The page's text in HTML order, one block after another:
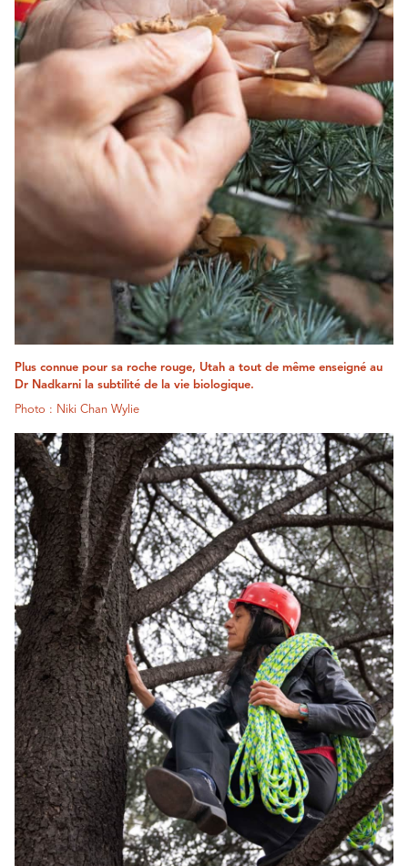
Plus connue pour sa roche rouge, Utah a tout de même enseigné au
Dr Nadkarni la subtilité de la vie biologique.
Photo : Niki Chan Wylie